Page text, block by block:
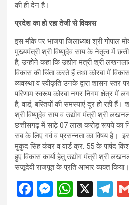
की ही देन है।
प्रदेश का हो रहा तेजी से विकास
इस मौके पर भाजपा जिलाध्यक्ष श्री गोपाल
मुख्यमंत्री श्री विष्णुदेव साय के नेतृत्व में
है, उन्होने कहा कि उद्योग मंत्री श्री
विकास की चिंता करते हैं तथा कोरबा में
व्यवस्था व स्वीकृति उनके द्वारा शासन स्तर
परिणाम स्वरूप कोरबा नगर निगम क्षेत्र में
हैं, वार्ड, बस्तियों की समस्याएं दूर हो रही हैं।
श्री विष्णुदेव साय व उद्योग मंत्री श्री
छत्तीसगढ़ में साढे़ 07 लाख करोड़ रूपये का
सब के लिए गर्व व प्रसन्नता का विषय है।
मुकुंद सिंह कंवर व वार्ड क्र. 55 के पार्षद
हुए विकास कार्यो हेतु उद्योग मंत्री श्री
संजूदेवी राजपूत के प्रति आभार व्यक्त किया।
F
M W X
T